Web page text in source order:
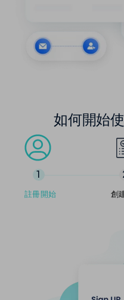
如何開始
註冊開始
1
創